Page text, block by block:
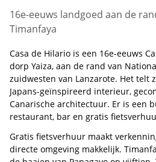
16e-eeuws landgoed aan de
Timanfaya
Casa de Hilario is een 16e-eeuws
dorp Yaiza, aan de rand van
zuidwesten van Lanzarote. Het telt
Japans-geïnspireerd interieur,
Canarische architectuur. Er is een
restaurant, bar en gratis
Gratis fietsverhuur maakt
directe omgeving makkelijk.